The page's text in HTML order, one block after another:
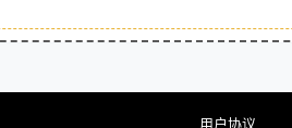
用户协议